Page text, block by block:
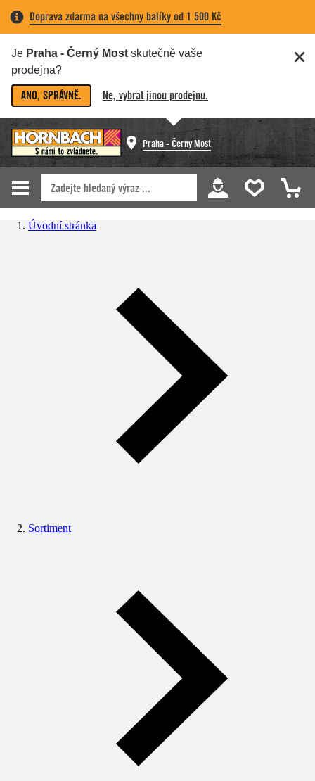
Doprava zdarma na všechny balíky od 1 500 Kč
Je Praha - Černý Most skutečně vaše
prodejna?
ANO, SPRÁVNĚ. Ne, vybrat jinou prodejnu.
Praha - Černý Most
Úvodní stránka
Sortiment